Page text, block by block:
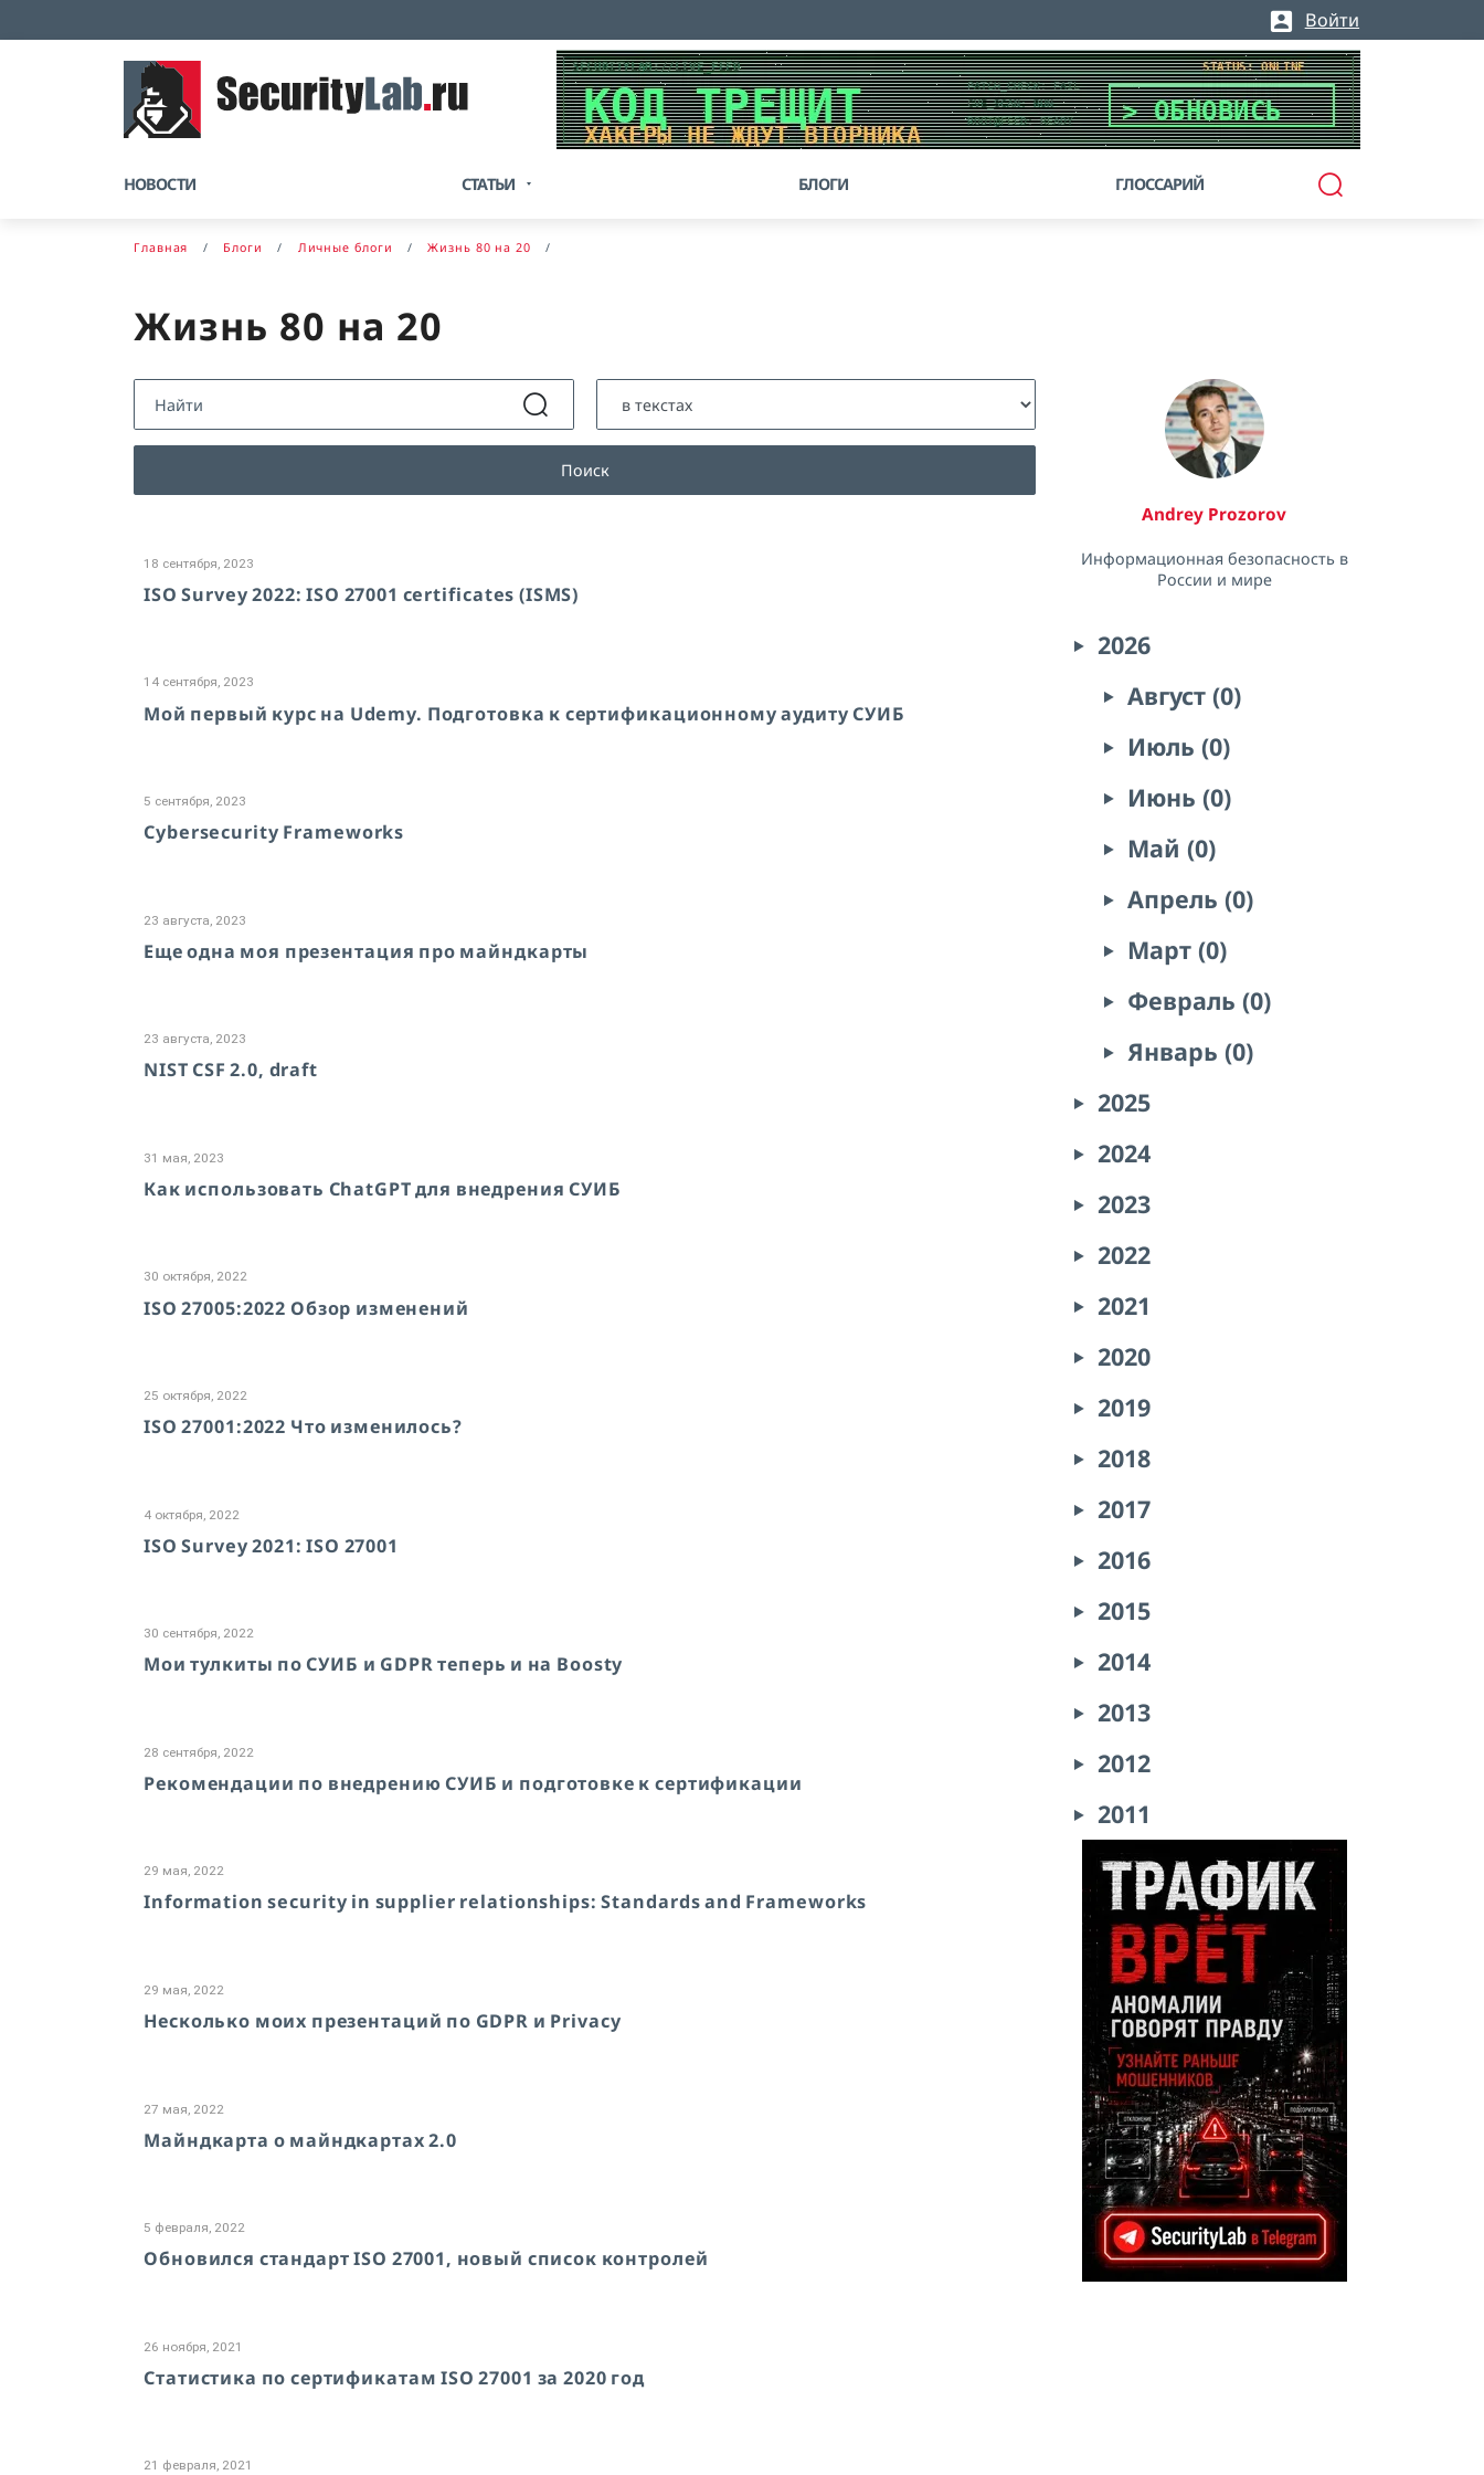
Войти
НОВОСТИ СТАТЬИ БЛОГИ ГЛОССАРИЙ
Главная Блоги Личные блоги Жизнь 80 на 20
Жизнь 80 на 20
Поиск
18 сентября, 2023
ISO Survey 2022: ISO 27001 certificates (ISMS)
14 сентября, 2023
Мой первый курс на Udemy. Подготовка к сертификационному аудиту СУИБ
5 сентября, 2023
Cybersecurity Frameworks
23 августа, 2023
Еще одна моя презентация про майндкарты
23 августа, 2023
NIST CSF 2.0, draft
31 мая, 2023
Как использовать ChatGPT для внедрения СУИБ
30 октября, 2022
ISO 27005:2022 Обзор изменений
25 октября, 2022
ISO 27001:2022 Что изменилось?
4 октября, 2022
ISO Survey 2021: ISO 27001
30 сентября, 2022
Мои тулкиты по СУИБ и GDPR теперь и на Boosty
28 сентября, 2022
Рекомендации по внедрению СУИБ и подготовке к сертификации
29 мая, 2022
Information security in supplier relationships: Standards and Frameworks
29 мая, 2022
Несколько моих презентаций по GDPR и Privacy
27 мая, 2022
Майндкарта о майндкартах 2.0
5 февраля, 2022
Обновился стандарт ISO 27001, новый список контролей
26 ноября, 2021
Статистика по сертификатам ISO 27001 за 2020 год
21 февраля, 2021
Andrey Prozorov
Информационная безопасность в
России и мире
2026
Август (0)
Июль (0)
Июнь (0)
Май (0)
Апрель (0)
Март (0)
Февраль (0)
Январь (0)
2025
2024
2023
2022
2021
2020
2019
2018
2017
2016
2015
2014
2013
2012
2011